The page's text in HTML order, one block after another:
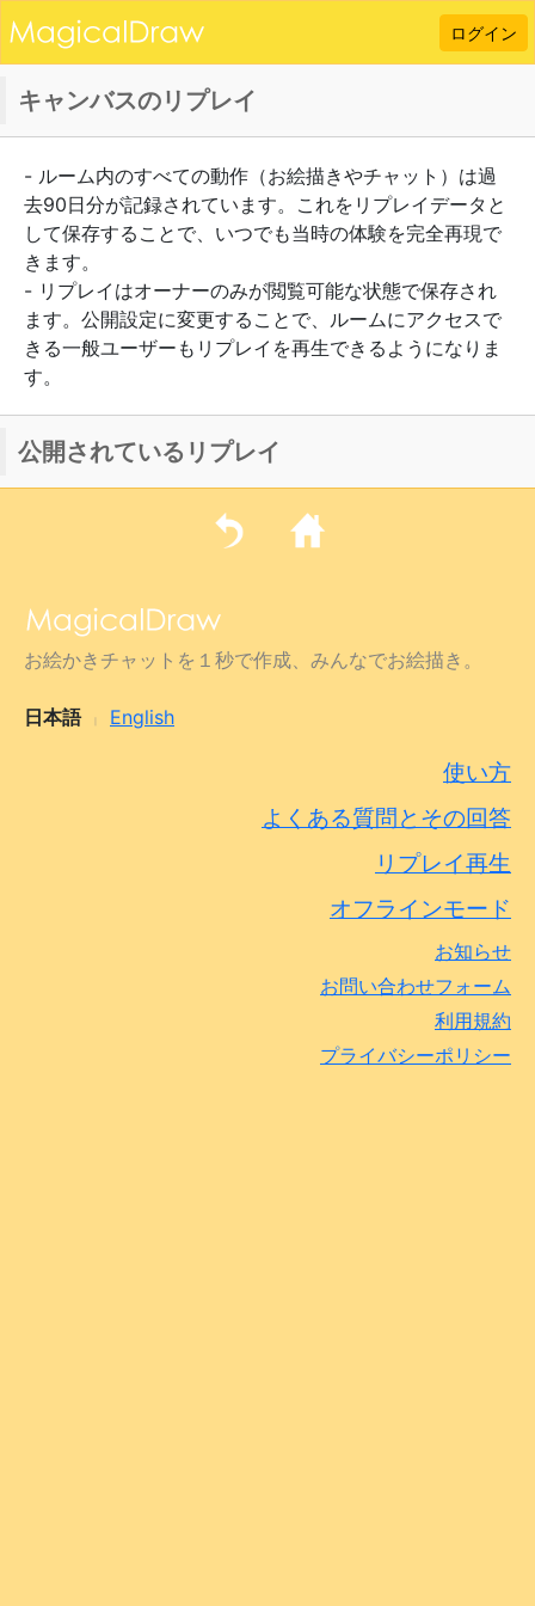
ログイン
キャンバスのリプレイ
- ルーム内のすべての動作（お絵描きやチャット）は過
去90日分が記録されています。これをリプレイデータと
して保存することで、いつでも当時の体験を完全再現で
きます。
- リプレイはオーナーのみが閲覧可能な状態で保存され
ます。公開設定に変更することで、ルームにアクセスで
きる一般ユーザーもリプレイを再生できるようになりま
す。
公開されているリプレイ
お絵かきチャットを１秒で作成、みんなでお絵描き。
日本語 English
使い方
よくある質問とその回答
リプレイ再生
オフラインモード
お知らせ
お問い合わせフォーム
利用規約
プライバシーポリシー